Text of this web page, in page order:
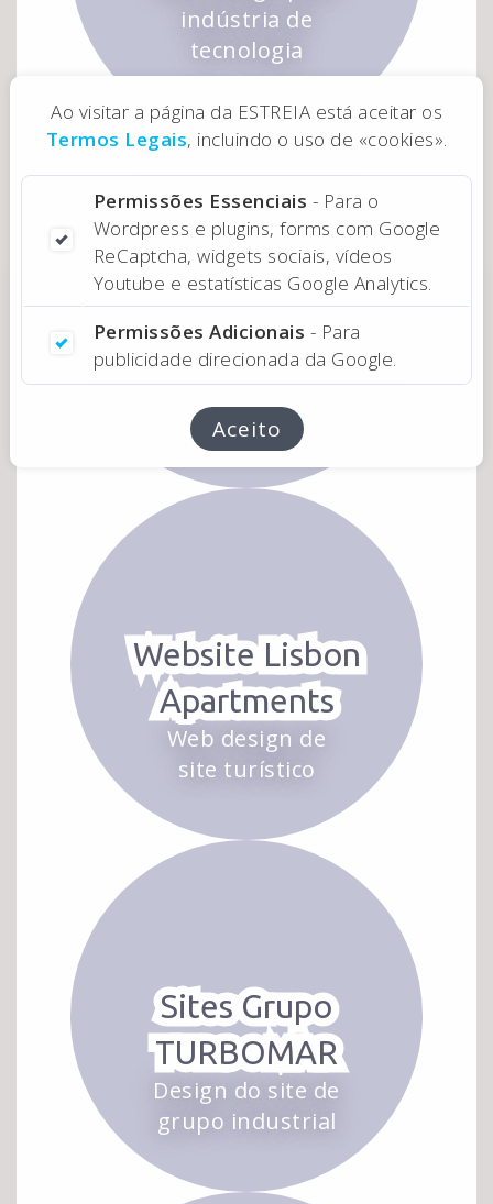
indústria de
tecnologia
Website BeClinique
Redesign do site
desta clínica
Website Lisbon
Apartments
Web design de
site turístico
Sites Grupo
TURBOMAR
Design do site de
grupo industrial
Ao visitar a página da ESTREIA está aceitar os
Termos Legais, incluindo o uso de «cookies».
Permissões Essenciais - Para o
Wordpress e plugins, forms com Google
ReCaptcha, widgets sociais, vídeos
Youtube e estatísticas Google Analytics.
Permissões Adicionais - Para
publicidade direcionada da Google.
Aceito